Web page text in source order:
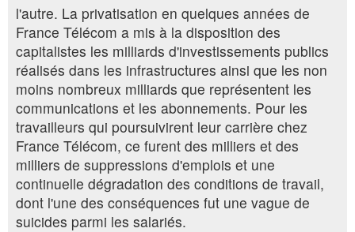
l'autre. La privatisation en quelques années de
France Télécom a mis à la disposition des
capitalistes les milliards d'investissements publics
réalisés dans les infrastructures ainsi que les non
moins nombreux milliards que représentent les
communications et les abonnements. Pour les
travailleurs qui poursuivirent leur carrière chez
France Télécom, ce furent des milliers et des
milliers de suppressions d'emplois et une
continuelle dégradation des conditions de travail,
dont l'une des conséquences fut une vague de
suicides parmi les salariés.